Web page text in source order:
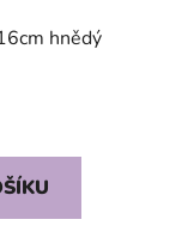
hnědý